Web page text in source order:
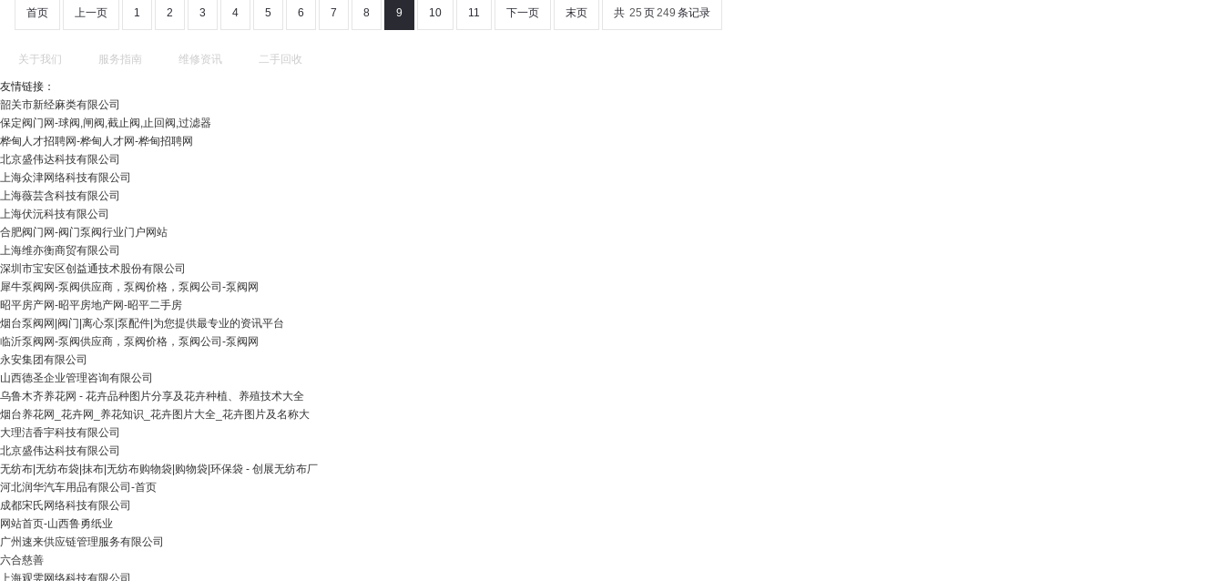
首页 上一页 1 2 3 4 5 6 7 8 9 10 11 下一页 末页 共 25 页249 条记录
关于我们 服务指南 维修资讯 二手回收
友情链接：
韶关市新经麻类有限公司
保定阀门网-球阀,闸阀,截止阀,止回阀,过滤器
桦甸人才招聘网-桦甸人才网-桦甸招聘网
北京盛伟达科技有限公司
上海众津网络科技有限公司
上海薇芸含科技有限公司
上海伏沅科技有限公司
合肥阀门网-阀门泵阀行业门户网站
上海维亦衡商贸有限公司
深圳市宝安区创益通技术股份有限公司
犀牛泵阀网-泵阀供应商，泵阀价格，泵阀公司-泵阀网
昭平房产网-昭平房地产网-昭平二手房
烟台泵阀网|阀门|离心泵|泵配件|为您提供最专业的资讯平台
临沂泵阀网-泵阀供应商，泵阀价格，泵阀公司-泵阀网
永安集团有限公司
山西德圣企业管理咨询有限公司
乌鲁木齐养花网 - 花卉品种图片分享及花卉种植、养殖技术大全
烟台养花网_花卉网_养花知识_花卉图片大全_花卉图片及名称大
大理洁香宇科技有限公司
北京盛伟达科技有限公司
无纺布|无纺布袋|抹布|无纺布购物袋|购物袋|环保袋 - 创展无纺布厂
河北润华汽车用品有限公司-首页
成都宋氏网络科技有限公司
网站首页-山西鲁勇纸业
广州速来供应链管理服务有限公司
六合慈善
上海观雯网络科技有限公司